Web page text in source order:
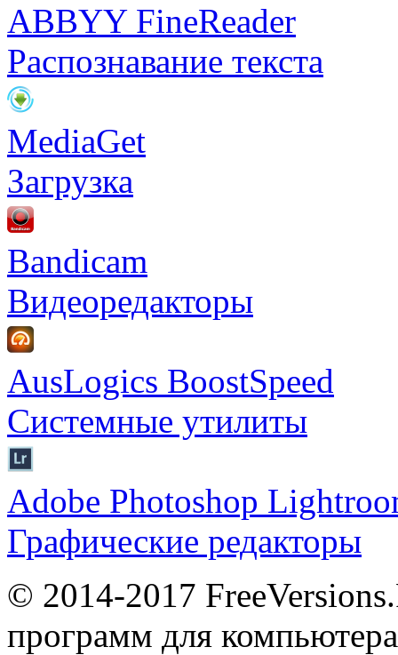
ABBYY FineReader
Распознавание текста
MediaGet
Загрузка
Bandicam
Видеоредакторы
AusLogics BoostSpeed
Системные утилиты
Adobe Photoshop
Графические редакторы
© 2014-2017
программ для